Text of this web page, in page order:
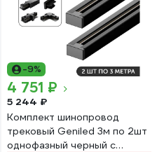
-9%
4 751 ₽
5 244 ₽
Комплект шинопровод
трековый Geniled 3м по 2шт
однофазный черный c